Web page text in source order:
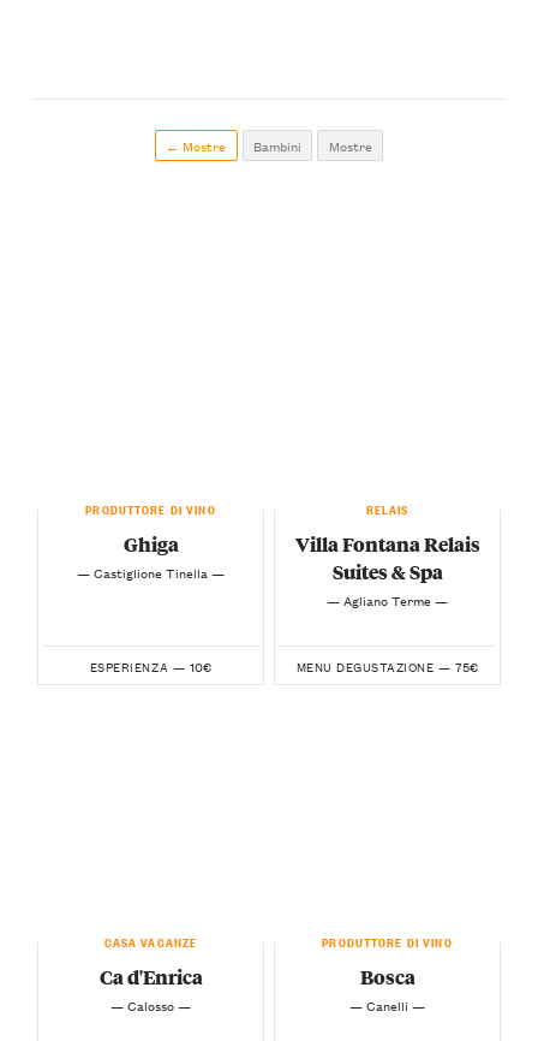
← Mostre Bambini Mostre
PRODUTTORE DI VINO
Ghiga
— Castiglione Tinella —
ESPERIENZA — 10€
RELAIS
Villa Fontana Relais
Suites & Spa
— Agliano Terme —
MENU DEGUSTAZIONE — 75€
CASA VACANZE
Ca d'Enrica
— Calosso —
PRODUTTORE DI VINO
Bosca
— Canelli —